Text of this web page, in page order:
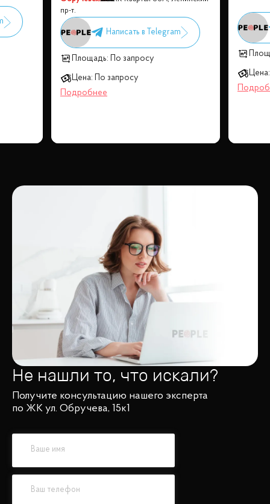
пр-т.
Площадь: По запросу
Цена: По запросу
Цена:
Не нашли то, что искали?
Получите консультацию нашего эксперта
по ЖК ул. Обручева, 15к1